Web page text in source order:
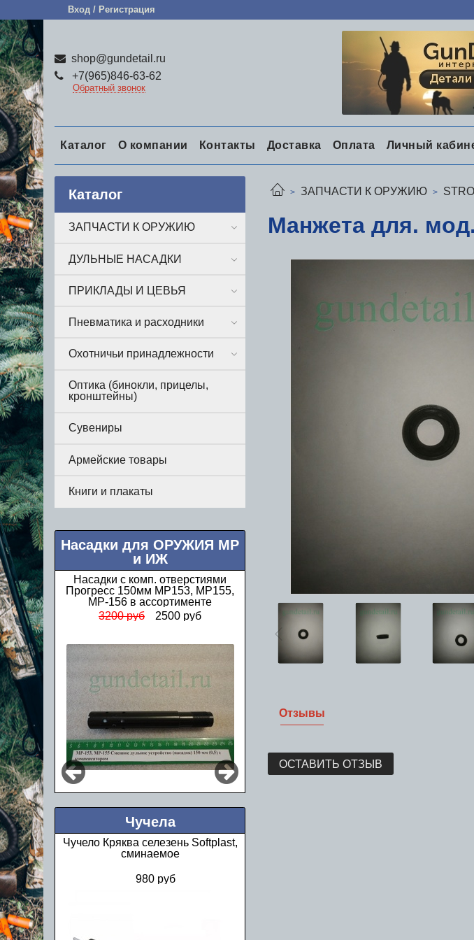
Вход / Регистрация
shop@gundetail.ru
+7(965)846-63-62
Обратный звонок
Каталог О компании Контакты Доставка Оплата Личный
ЗАПЧАСТИ К ОРУЖИЮ
Манжета для.
Отзывы
ОСТАВИТЬ ОТЗЫВ
Каталог
ЗАПЧАСТИ К ОРУЖИЮ
ДУЛЬНЫЕ НАСАДКИ
ПРИКЛАДЫ И ЦЕВЬЯ
Пневматика и расходники
Охотничьи принадлежности
Оптика (бинокли, прицелы,
кронштейны)
Сувениры
Армейские товары
Книги и плакаты
Насадки для ОРУЖИЯ МР
и ИЖ
Насадки Прогресс стандартные МР
(ИЖ) 12 калибра в ассортименте
1000 руб 850 руб
Чучела
Чучело Кряква селезень Softplast,
сминаемое
980 руб